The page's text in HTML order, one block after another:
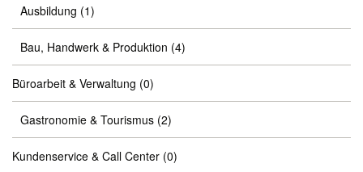
Ausbildung (1)
Bau, Handwerk & Produktion (4)
Büroarbeit & Verwaltung (0)
Gastronomie & Tourismus (2)
Kundenservice & Call Center (0)